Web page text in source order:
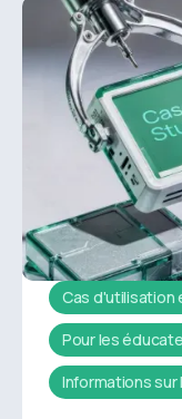
Cas d'utilisation
Pour les
Informations